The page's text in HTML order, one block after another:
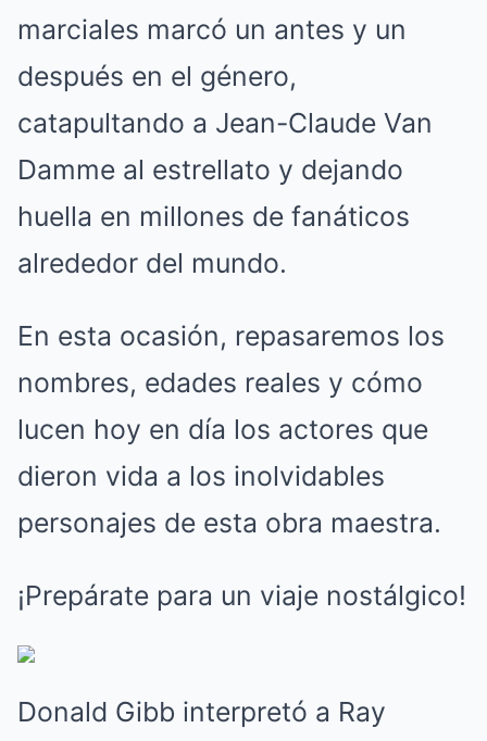
marciales marcó un antes y un
después en el género,
catapultando a Jean-Claude Van
Damme al estrellato y dejando
huella en millones de fanáticos
alrededor del mundo.
En esta ocasión, repasaremos los
nombres, edades reales y cómo
lucen hoy en día los actores que
dieron vida a los inolvidables
personajes de esta obra maestra.
¡Prepárate para un viaje nostálgico!
Donald Gibb interpretó a Ray